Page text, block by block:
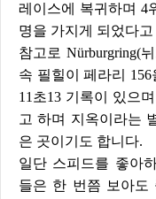
레이스에 복귀하며 4
명을 가지게 되었다고
참고로 Nürburgring(뉘르부르크링)는 1961년 F1 페라리 소
속 필힐이 페라리
11초13 기록이 있으
고 하며 지옥이라는
은 곳이기도 합니다.
일단 스피드를 좋아하시는 분들이나 차를 좋아하시는 분
들은 한 번쯤 보아도